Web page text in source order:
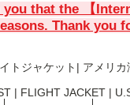
that the 【
Thank you
ト ジャケット| アメリ
| FLIGHT JACKET |